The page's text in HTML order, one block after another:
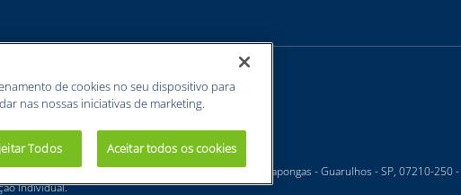
0001-26 - Estrada Velha Guarulhos, 5135 - Jardim Arapongas - Guarulhos - SP, 07210-250 -
Individual.
de cookies no seu dispositivo para
nas nossas iniciativas de marketing.
Todos Aceitar todos os cookies